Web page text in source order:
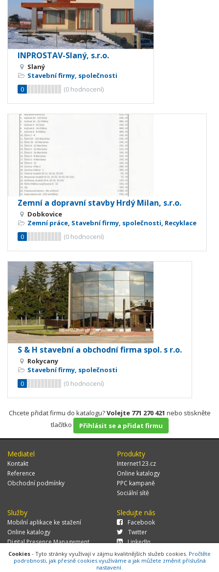
INPROSTAV-Slaný, s.r.o.
Slaný
Stavební firmy, společnosti
0
(0 hodnocení)
Zemní a dopravní stavby Hrdý Milan, s.r.o.
Dobkovice
Zemní práce Stavební firmy, společnosti Recyklace
0
(0 hodnocení)
S & H stavební a obchodní firma spol. s r.o.
Rokycany
Stavební firmy, společnosti
0
(0 hodnocení)
Chcete přidat firmu do katalogu?Volejte 771 270 421 nebo stiskněte
tlačítko
Přihlásit se a přidat firmu
Mediatel
Kontakt
Reference
Obchodní podmínky
Produkty
Internet123.cz
Online katalogy
PPC kampaně
Sociální sítě
Služby
Mobilní aplikace ke stažení
Online katalogy
Digital Presence Management
Více zákazníků
Sledujte nás
Facebook
Twitter
LinkedIn
Cookies - Tyto stránky využívají v zájmu kvalitnějších služeb cookies. Pročtěte
podrobnosti, jak přesně cookies využíváme a jak můžete změnit příslušná
nastavení.